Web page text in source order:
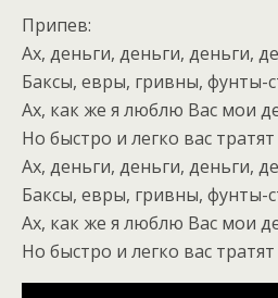
Припев:
Ах, деньги, деньги, деньги,
Баксы, евры, гривны, фунты-
Ах, как же я люблю Вас мои
Но быстро и легко вас
Ах, деньги, деньги, деньги,
Баксы, евры, гривны, фунты-
Ах, как же я люблю Вас мои
Но быстро и легко вас